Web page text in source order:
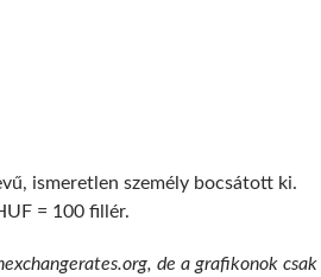
ismeretlen személy bocsátott ki.
= 100 fillér.
de a grafikonok csak